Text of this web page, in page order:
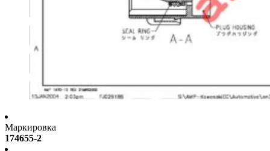
Маркировка
174655-2